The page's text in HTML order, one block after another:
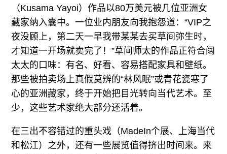
（Kusama Yayoi）作品以80万美元被几位亚洲女
藏家纳入囊中。一位业内朋友向我抱怨道：“VIP之
夜没顾上，第二天一早我带某某去买草间弥生时，
才知道一开场就卖完了！”草间师太的作品正符合阔
太太的口味：有名、好看、容易搭配家具和壁纸。
那些被拍卖场上真假莫辨的“林风眠”或青花瓷寒了
心的亚洲藏家，终于开始把目光转向当代艺术。至
少，这些艺术家绝大部分还活着。
在三出不容错过的重头戏（MadeIn个展、上海当代
和松江）之外，还有一些展览值得挤出时间来。来